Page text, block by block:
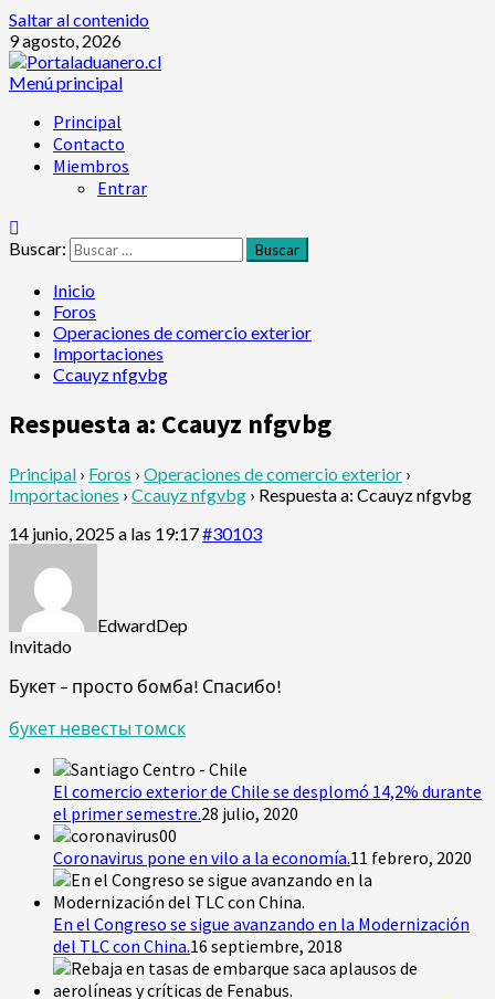
Saltar al contenido
9 agosto, 2026
Menú principal
Principal
Contacto
Miembros
Entrar
Buscar:
Inicio
Foros
Operaciones de comercio exterior
Importaciones
Ccauyz nfgvbg
Respuesta a: Ccauyz nfgvbg
Principal › Foros › Operaciones de comercio exterior ›
Importaciones › Ccauyz nfgvbg › Respuesta a: Ccauyz nfgvbg
14 junio, 2025 a las 19:17#30103
EdwardDep
Invitado
Букет – просто бомба! Спасибо!
букет невесты томск
El comercio exterior de Chile se desplomó 14,2% durante
el primer semestre.28 julio, 2020
Coronavirus pone en vilo a la economía.11 febrero, 2020
En el Congreso se sigue avanzando en la Modernización
del TLC con China.16 septiembre, 2018